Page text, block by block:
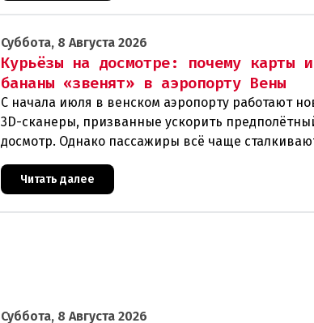
Суббота, 8 Августа 2026
Курьёзы на досмотре: почему карты и
бананы «звенят» в аэропорту Вены
С начала июля в венском аэропорту работают
3D-сканеры, призванные ускорить
досмотр. Однако пассажиры всё чаще
Читать далее
Суббота, 8 Августа 2026